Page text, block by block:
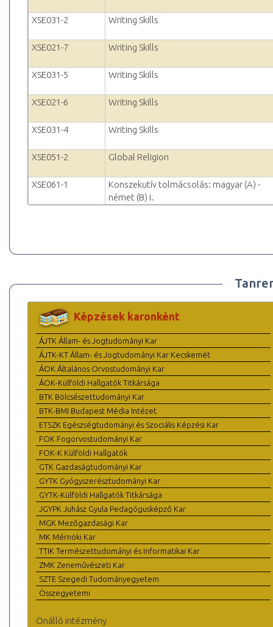
XSE031-2 Writing Skills
XSE021-7 Writing Skills
XSE031-5 Writing Skills
XSE021-6 Writing Skills
XSE031-4 Writing Skills
XSE051-2 Global Religion
XSE061-1
Konszekutív tolmácsolás: magyar (A) -
német (B) I.
Képzések karonként
ÁJTK Állam- és Jogtudományi Kar
ÁJTK-KT Állam- és Jogtudományi Kar Kecskemét
ÁOK Általános Orvostudományi Kar
ÁOK-Külföldi Hallgatók Titkársága
BTK Bölcsészettudományi Kar
BTK-BMI Budapest Média Intézet
ETSZK Egészségtudományi és Szociális Képzési Kar
FOK Fogorvostudományi Kar
FOK-K Külföldi Hallgatók
GTK Gazdaságtudományi Kar
GYTK Gyógyszerésztudományi Kar
GYTK-Külföldi Hallgatók Titkársága
JGYPK Juhász Gyula Pedagógusképző Kar
MGK Mezőgazdasági Kar
MK Mérnöki Kar
TTIK Természettudományi és Informatikai Kar
ZMK Zeneművészeti Kar
SZTE Szegedi Tudományegyetem
Összegyetemi
Önálló intézmény